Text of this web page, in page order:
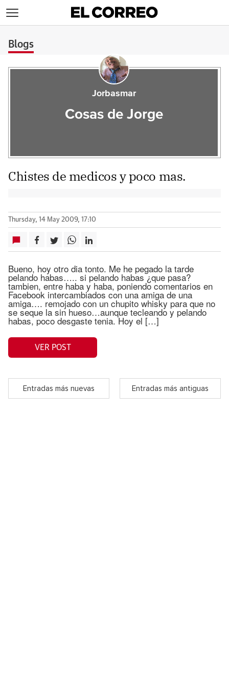
Blogs
Jorbasmar
Cosas de Jorge
Chistes de medicos y poco mas.
Thursday, 14 May 2009, 17:10
Bueno, hoy otro dia tonto. Me he pegado la tarde
pelando habas….. si pelando habas ¿que pasa?
tambien, entre haba y haba, poniendo comentarios en
Facebook intercambiados con una amiga de una
amiga…. remojado con un chupito whisky para que no
se seque la sin hueso…aunque tecleando y pelando
habas, poco desgaste tenia. Hoy el […]
VER POST
Entradas más nuevas Entradas más antiguas